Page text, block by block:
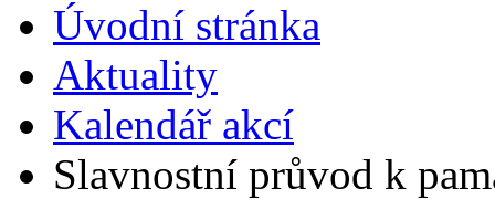
Úvodní stránka
Aktuality
Kalendář akcí
Slavnostní průvod k